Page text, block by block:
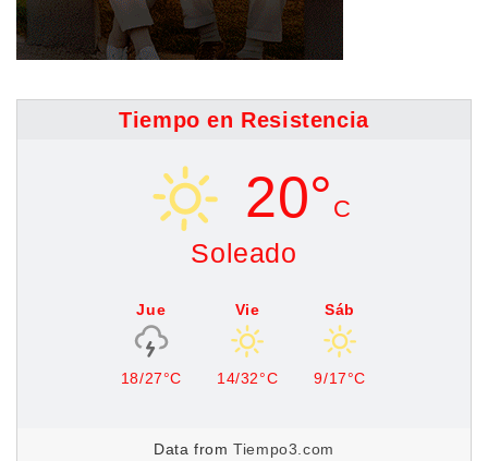
Tiempo en Resistencia
20° C
Soleado
Jue
18/27°C
Vie
14/32°C
Sáb
9/17°C
Data fromTiempo3.com